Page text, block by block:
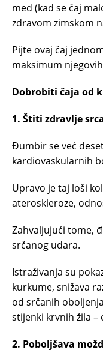
med (kad se čaj
zdravom zimskom
Pijte ovaj čaj
maksimum
Dobrobiti čaja od
1. Štiti zdravlje
Đumbir se već
kardiovaskularnih
Upravo je taj loši
ateroskleroze,
Zahvaljujući tome,
srčanog udara.
Istraživanja su
kurkume, snižava
od srčanih
stijenki krvnih žila –
2. Poboljšava